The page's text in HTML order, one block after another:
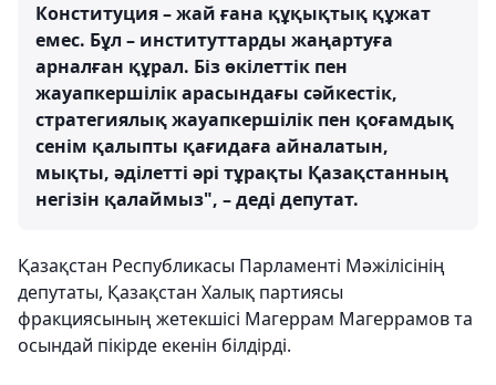
Конституция – жай ғана құқықтық құжат
емес. Бұл – институттарды жаңартуға
арналған құрал. Біз өкілеттік пен
жауапкершілік арасындағы сәйкестік,
стратегиялық жауапкершілік пен қоғамдық
сенім қалыпты қағидаға айналатын,
мықты, әділетті әрі тұрақты Қазақстанның
негізін қалаймыз", – деді депутат.
Қазақстан Республикасы Парламенті Мәжілісінің
депутаты, Қазақстан Халық партиясы
фракциясының жетекшісі Магеррам Магеррамов та
осындай пікірде екенін білдірді.